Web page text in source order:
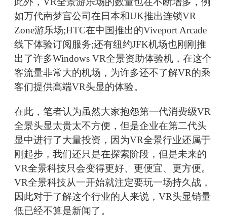
如万代南梦宫公司在日本和UK推出连锁VR
Zone游乐场;HTC在中国推出的Viveport Arcade
线下体验订阅服务;还有纽约JFK机场也刚刚推
出了许多Windows VR全景资助体验机，在这个
客流量非常大的机场，为许多还不了解VR的乘
客们提供高端VR头显的体验。
在此，笔者认为虽然大家抱怨第一代消费级VR
全景头显太贵太不方便，但是企业在第二代头
显中进行了大量投资，因为VR全景行业还属于
刚起步，我们还只是在探索阶段，但是未来的
VR全景科技只会变得更好、更便宜、更方便。
VR全景科技从一开始就注定要玩一场持久战，
因此对于了解这个行业的人来说，VR头显销量
低已经不算是新闻了。